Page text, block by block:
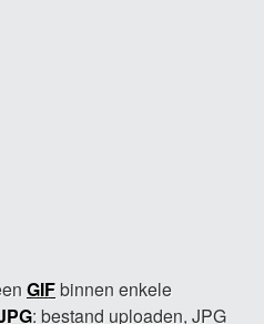
GIFbinnen enkele
: bestand uploaden, JPG